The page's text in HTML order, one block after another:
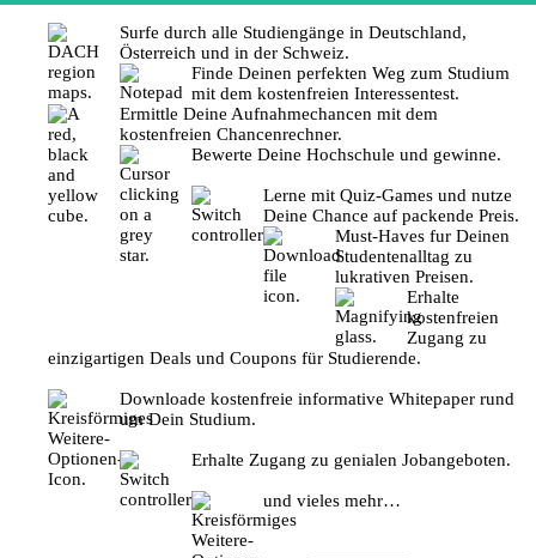
Surfe durch alle Studiengänge in Deutschland,
Österreich und in der Schweiz.
Finde Deinen perfekten Weg zum Studium
mit dem kostenfreien Interessentest.
Ermittle Deine Aufnahmechancen mit dem
kostenfreien Chancenrechner.
Bewerte Deine Hochschule und gewinne.
Lerne mit Quiz-Games und nutze
Deine Chance auf packende Preis.
Must-Haves fur Deinen
Studentenalltag zu
lukrativen Preisen.
Erhalte
kostenfreien
Zugang zu
einzigartigen Deals und Coupons für Studierende.
Downloade kostenfreie informative Whitepaper rund
um Dein Studium.
Erhalte Zugang zu genialen Jobangeboten.
und vieles mehr…